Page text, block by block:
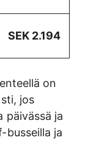
SEK 2.194
on
jos
päivässä ja
ja